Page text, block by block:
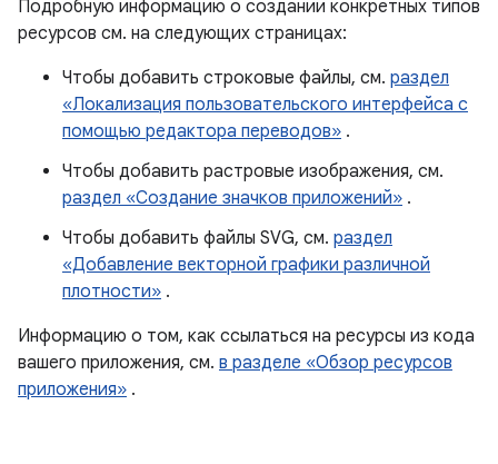
Подробную информацию о создании конкретных типов
ресурсов см. на следующих страницах:
Чтобы добавить строковые файлы, см. раздел
«Локализация пользовательского интерфейса с
помощью редактора переводов» .
Чтобы добавить растровые изображения, см.
раздел «Создание значков приложений» .
Чтобы добавить файлы SVG, см. раздел
«Добавление векторной графики различной
плотности» .
Информацию о том, как ссылаться на ресурсы из кода
вашего приложения, см. в разделе «Обзор ресурсов
приложения» .